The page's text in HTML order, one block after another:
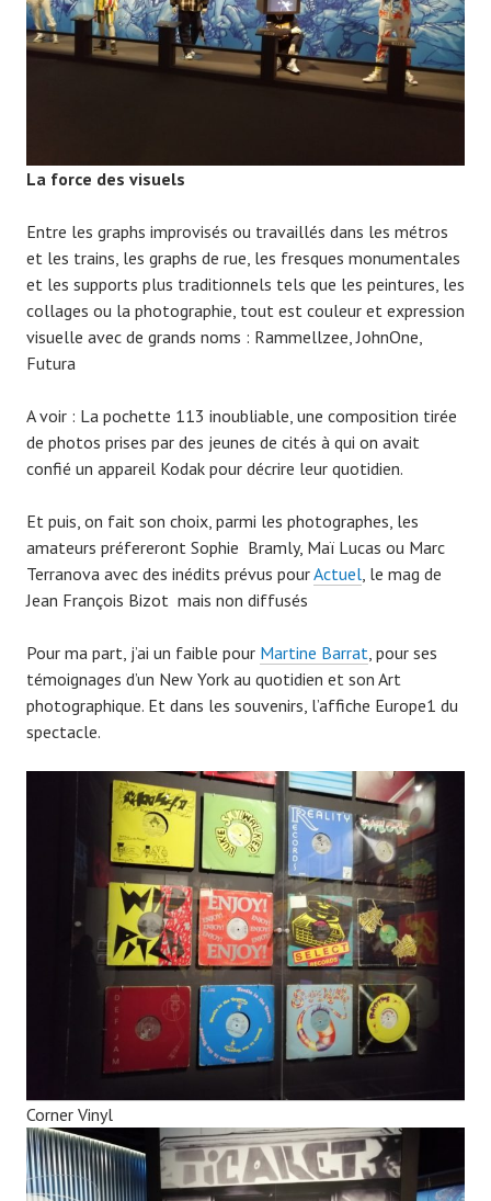
La force des visuels
Entre les graphs improvisés ou travaillés dans les métros
et les trains, les graphs de rue, les fresques monumentales
et les supports plus traditionnels tels que les peintures, les
collages ou la photographie, tout est couleur et expression
visuelle avec de grands noms : Rammellzee, JohnOne,
Futura
A voir : La pochette 113 inoubliable, une composition tirée
de photos prises par des jeunes de cités à qui on avait
confié un appareil Kodak pour décrire leur quotidien.
Et puis, on fait son choix, parmi les photographes, les
amateurs préfereront Sophie Bramly, Maï Lucas ou Marc
Terranova avec des inédits prévus pourActuel, le mag de
Jean François Bizot mais non diffusés
Pour ma part, j’ai un faible pour Martine Barrat, pour ses
témoignages d’un New York au quotidien et son Art
photographique. Et dans les souvenirs, l’affiche Europe1 du
spectacle.
Corner Vinyl